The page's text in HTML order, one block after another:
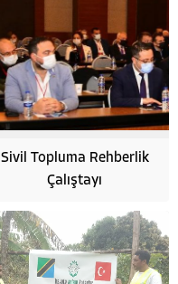
Sivil Topluma Rehberlik
Çalıştayı